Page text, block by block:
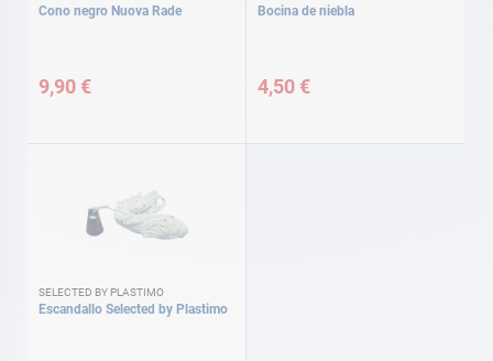
Cono negro Nuova Rade
9,90 €
Bocina de niebla
4,50 €
SELECTED BY PLASTIMO
Escandallo Selected by Plastimo